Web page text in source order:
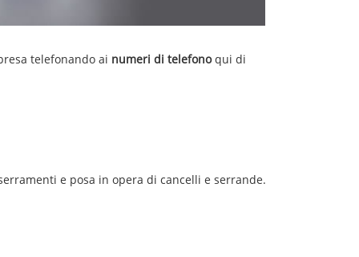
telefonando ai numeri di telefonoqui di
e posa in opera di cancelli e serrande.